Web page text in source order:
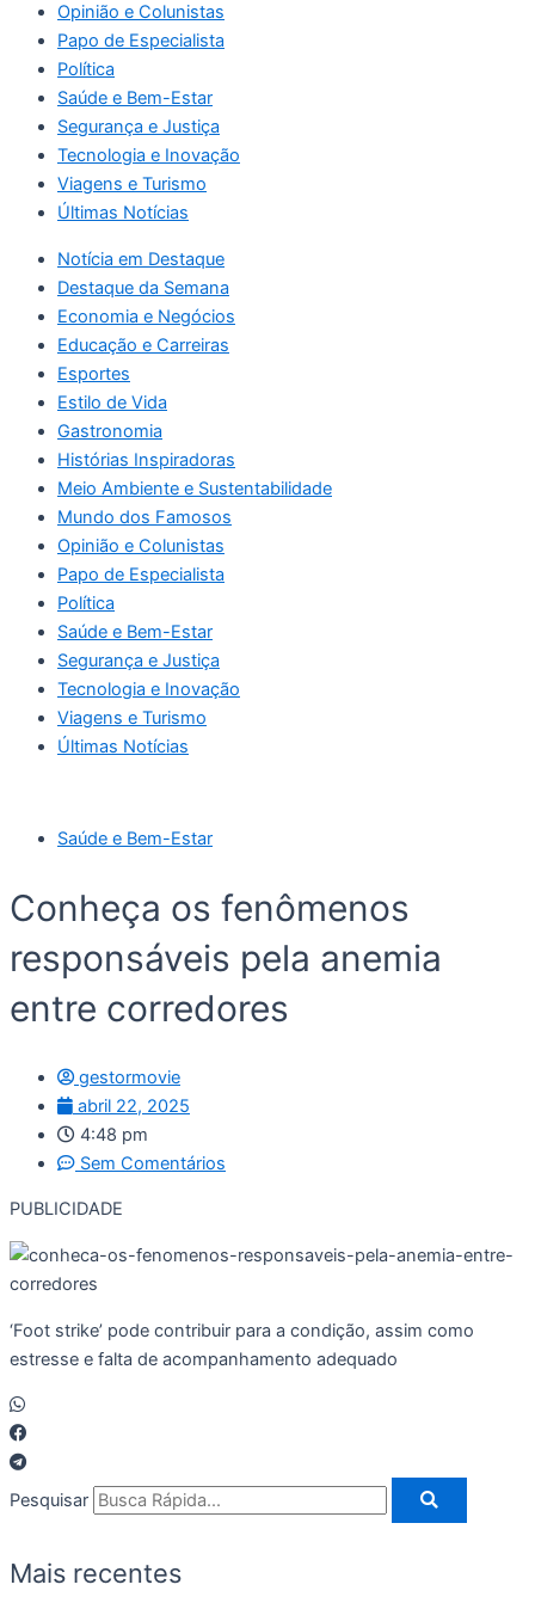
Opinião e Colunistas
Papo de Especialista
Política
Saúde e Bem-Estar
Segurança e Justiça
Tecnologia e Inovação
Viagens e Turismo
Últimas Notícias
Notícia em Destaque
Destaque da Semana
Economia e Negócios
Educação e Carreiras
Esportes
Estilo de Vida
Gastronomia
Histórias Inspiradoras
Meio Ambiente e Sustentabilidade
Mundo dos Famosos
Opinião e Colunistas
Papo de Especialista
Política
Saúde e Bem-Estar
Segurança e Justiça
Tecnologia e Inovação
Viagens e Turismo
Últimas Notícias
Saúde e Bem-Estar
Conheça os fenômenos
responsáveis pela anemia
entre corredores
gestormovie
abril 22, 2025
4:48 pm
Sem Comentários
PUBLICIDADE
‘Foot strike’ pode contribuir para a condição, assim como
estresse e falta de acompanhamento adequado
Pesquisar
Mais recentes